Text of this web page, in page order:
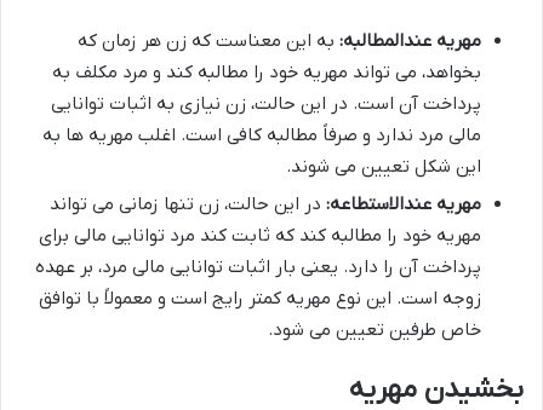
مهریه عندالمطالبه: به این معناست که زن هر زمان که
بخواهد، می تواند مهریه خود را مطالبه کند و مرد مکلف به
پرداخت آن است. در این حالت، زن نیازی به اثبات توانایی
مالی مرد ندارد و صرفاً مطالبه کافی است. اغلب مهریه ها به
این شکل تعیین می شوند.
مهریه عندالاستطاعه: در این حالت، زن تنها زمانی می تواند
مهریه خود را مطالبه کند که ثابت کند مرد توانایی مالی برای
پرداخت آن را دارد. یعنی بار اثبات توانایی مالی مرد، بر عهده
زوجه است. این نوع مهریه کمتر رایج است و معمولاً با توافق
خاص طرفین تعیین می شود.
بخشیدن مهریه